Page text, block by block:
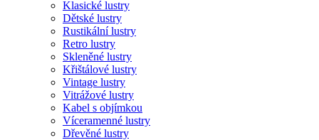
Klasické lustry
Dětské lustry
Rustikální lustry
Retro lustry
Skleněné lustry
Křištálové lustry
Vintage lustry
Vitrážové lustry
Kabel s objímkou
Víceramenné lustry
Dřevěné lustry